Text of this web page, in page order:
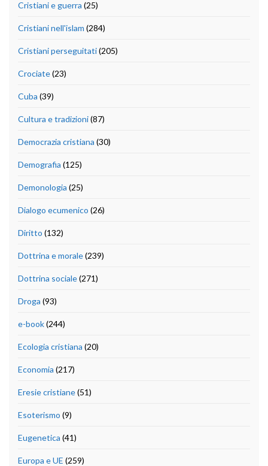
Cristiani e guerra (25)
Cristiani nell'islam (284)
Cristiani perseguitati(205)
Crociate(23)
Cuba (39)
Cultura e tradizioni(87)
Democrazia cristiana (30)
Demografia (125)
Demonologia (25)
Dialogo ecumenico (26)
Diritto (132)
Dottrina e morale(239)
Dottrina sociale(271)
Droga (93)
e-book(244)
Ecologia cristiana (20)
Economia (217)
Eresie cristiane(51)
Esoterismo (9)
Eugenetica (41)
Europa e UE (259)